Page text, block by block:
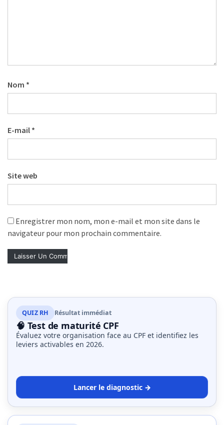
Nom *
E-mail *
Site web
Enregistrer mon nom, mon e-mail et mon site dans le
navigateur pour mon prochain commentaire.
QUIZ RH Résultat immédiat
🧠 Test de maturité CPF
Évaluez votre organisation face au CPF et identifiez les
leviers activables en 2026.
Lancer le diagnostic →